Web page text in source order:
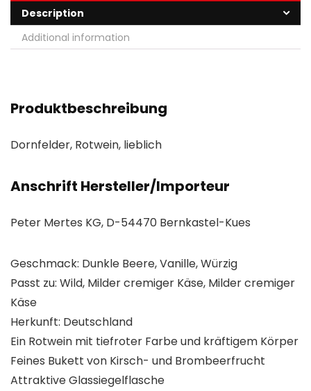
Description
Additional information
Produktbeschreibung
Dornfelder, Rotwein, lieblich
Anschrift Hersteller/Importeur
Peter Mertes KG, D-54470 Bernkastel-Kues
Geschmack: Dunkle Beere, Vanille, Würzig
Passt zu: Wild, Milder cremiger Käse, Milder cremiger
Käse
Herkunft: Deutschland
Ein Rotwein mit tiefroter Farbe und kräftigem Körper
Feines Bukett von Kirsch- und Brombeerfrucht
Attraktive Glassiegelflasche